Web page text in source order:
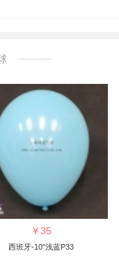
￥35
西班牙-10"浅蓝P33